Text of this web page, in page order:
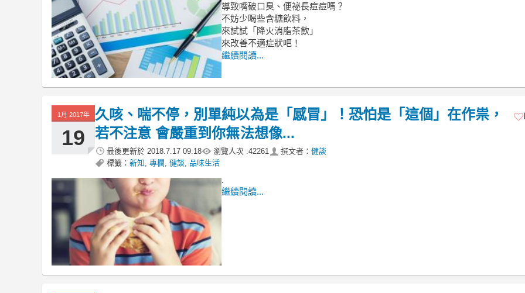
導致嘴破口臭、便祕長痘痘嗎？
不妨少喝些含糖飲料，
來試試「降火消脂茶飲」
來改善不適症狀吧！
繼續閱讀...
1月 2017年
19
久咳、喘不停，別單純以為是「感冒」！恐怕是「這個」在作祟，
若不注意 會嚴重到你無法想像...
最後更新於 2018.7.17 09:18 瀏覽人次 :42261 撰文者： 健談
標籤： 新知 專欄 健談 品味生活
.
繼續閱讀...